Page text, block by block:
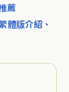
薦
體版介紹、